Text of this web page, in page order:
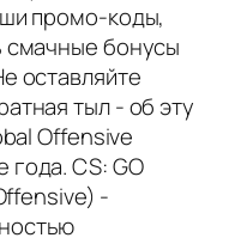
промо-коды,
смачные бонусы
оставляйте
тыл - об эту
Offensive
CS: GO
-